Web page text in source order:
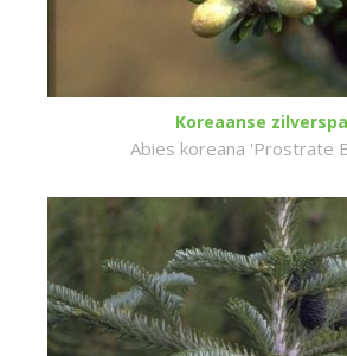
Koreaanse
Abies koreana 'Prostrate